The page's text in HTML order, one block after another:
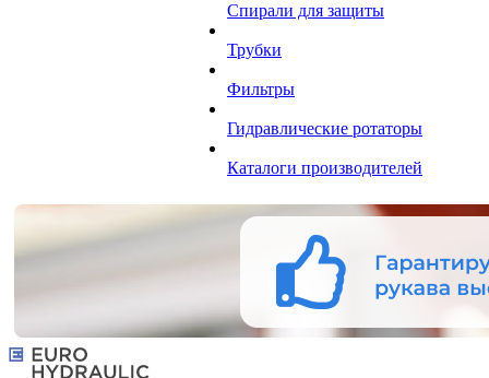
Спирали для защиты
Трубки
Фильтры
Гидравлические ротаторы
Каталоги производителей